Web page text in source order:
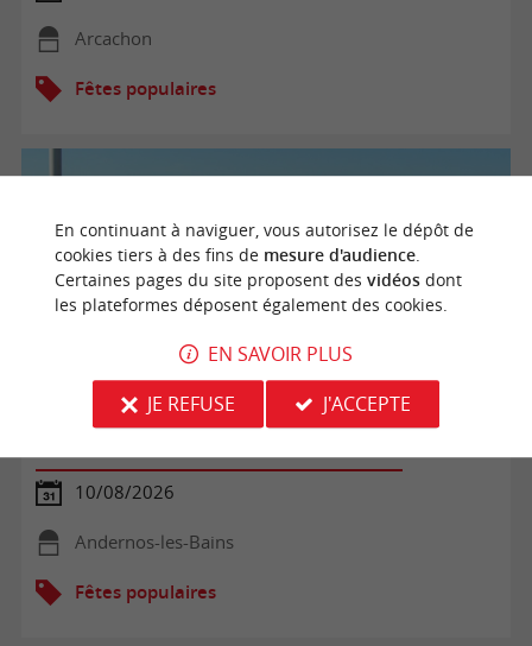
Arcachon
Fêtes populaires
Bal gascon
10/08/2026
Andernos-les-Bains
Fêtes populaires
En continuant à naviguer, vous autorisez le dépôt de
cookies tiers à des fins de mesure d'audience.
Certaines pages du site proposent des vidéosdont
les plateformes déposent également des cookies.
EN SAVOIR PLUS
JE REFUSE
J'ACCEPTE